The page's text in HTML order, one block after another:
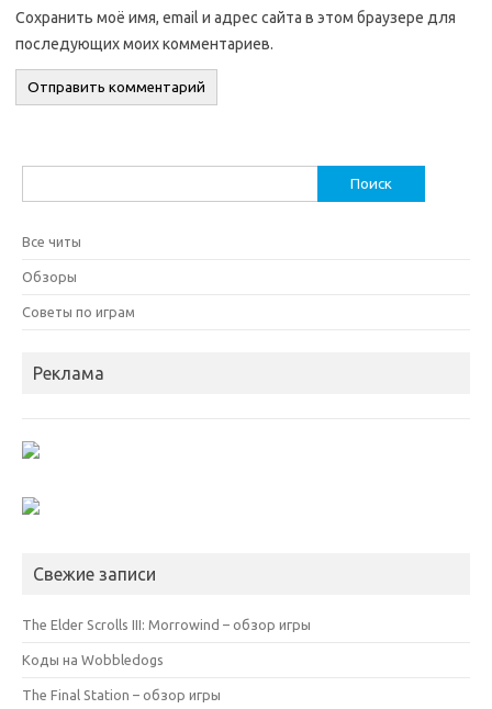
Сохранить моё имя, email и адрес сайта в этом браузере для
последующих моих комментариев.
Все читы
Обзоры
Советы по играм
Реклама
Свежие записи
The Elder Scrolls III: Morrowind – обзор игры
Коды на Wobbledogs
The Final Station – обзор игры